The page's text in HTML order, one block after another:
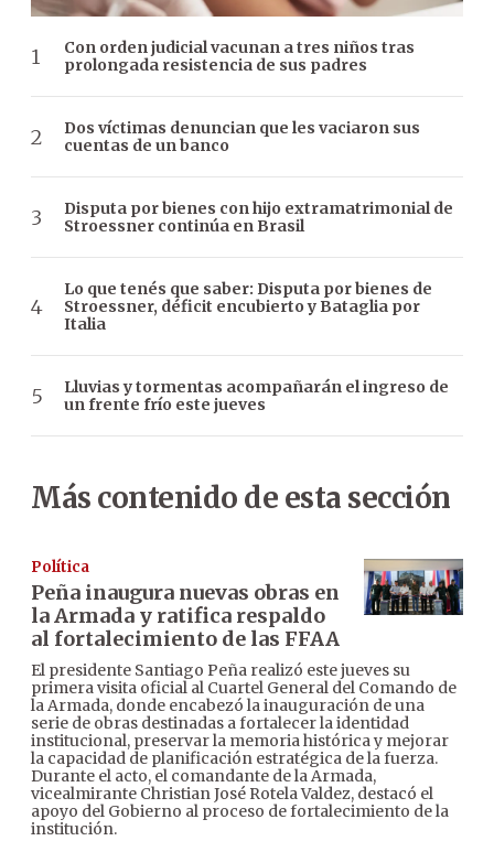
Con orden judicial vacunan a tres niños tras
prolongada resistencia de sus padres
Dos víctimas denuncian que les vaciaron sus
cuentas de un banco
Disputa por bienes con hijo extramatrimonial de
Stroessner continúa en Brasil
Lo que tenés que saber: Disputa por bienes de
Stroessner, déficit encubierto y Bataglia por
Italia
Lluvias y tormentas acompañarán el ingreso de
un frente frío este jueves
Más contenido de esta sección
Política
Peña inaugura nuevas obras en
la Armada y ratifica respaldo
al fortalecimiento de las FFAA
El presidente Santiago Peña realizó este jueves su
primera visita oficial al Cuartel General del Comando de
la Armada, donde encabezó la inauguración de una
serie de obras destinadas a fortalecer la identidad
institucional, preservar la memoria histórica y mejorar
la capacidad de planificación estratégica de la fuerza.
Durante el acto, el comandante de la Armada,
vicealmirante Christian José Rotela Valdez, destacó el
apoyo del Gobierno al proceso de fortalecimiento de la
institución.